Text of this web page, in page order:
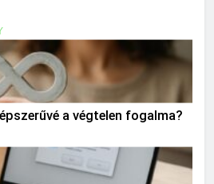
a végtelen fogalma?